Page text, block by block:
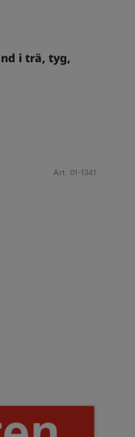
i trä, tyg,
Art. 01-1341